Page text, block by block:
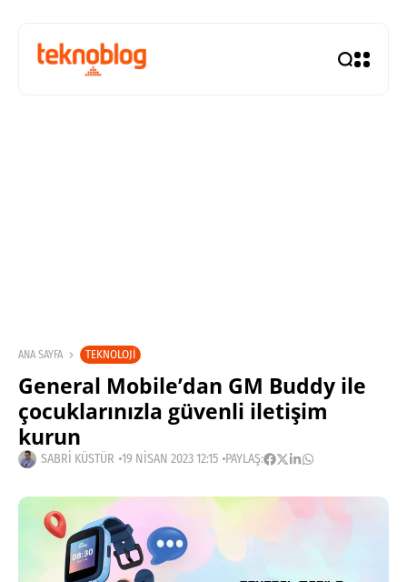
ANA SAYFA TEKNOLOJI
General Mobile’dan GM Buddy ile
çocuklarınızla güvenli iletişim
kurun
SABRI KÜSTÜR 19 NISAN 2023 12:15 PAYLAŞ: